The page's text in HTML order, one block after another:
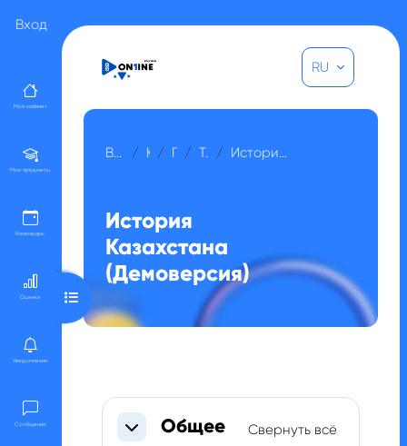
Вход
Мой кабинет
Мои предметы
Календарь
Оценки
Уведомления
Сообщения
RU
В начало Курсы Прочее Тренинги История Казахстана (Демоверсия)
История
Казахстана
(Демоверсия)
Открыть оглавление курса
Section outline
СвернутьОбщее Свернуть всё